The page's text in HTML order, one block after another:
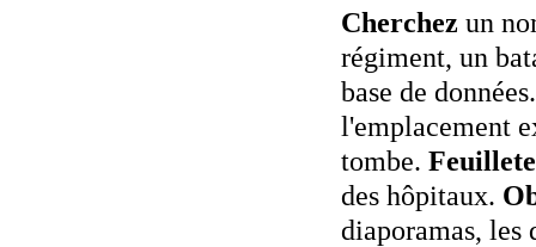
Cherchez un
régiment, un
base de
l'emplacement
tombe.
des hôpitaux.
diaporamas, les